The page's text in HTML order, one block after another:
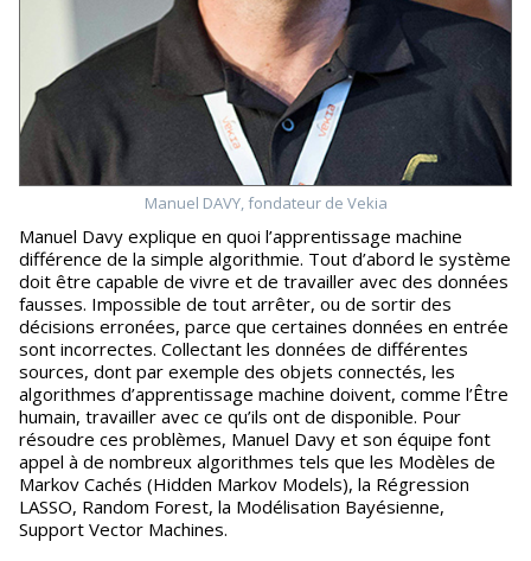
Manuel DAVY, fondateur de Vekia
Manuel Davy explique en quoi l’apprentissage machine
différence de la simple algorithmie. Tout d’abord le système
doit être capable de vivre et de travailler avec des données
fausses. Impossible de tout arrêter, ou de sortir des
décisions erronées, parce que certaines données en entrée
sont incorrectes. Collectant les données de différentes
sources, dont par exemple des objets connectés, les
algorithmes d’apprentissage machine doivent, comme l’Être
humain, travailler avec ce qu’ils ont de disponible. Pour
résoudre ces problèmes, Manuel Davy et son équipe font
appel à de nombreux algorithmes tels que les Modèles de
Markov Cachés (Hidden Markov Models), la Régression
LASSO, Random Forest, la Modélisation Bayésienne,
Support Vector Machines.